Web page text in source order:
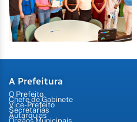
A Prefeitura
O Prefeito
Chefe de Gabinete
Vice-Prefeito
Secretarias
Autarquias